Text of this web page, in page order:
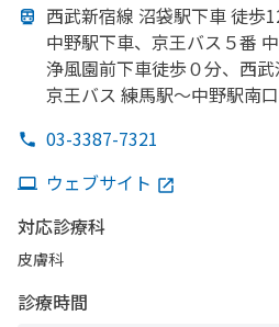
西武新宿線 沼袋駅下車 徒歩
中野駅下車、 京王バス５番
浄風園前下車徒歩０分、 西武
京王バス 練馬駅～中野駅南
03-3387-7321
ウェブサイト
対応診療科
皮膚科
診療時間